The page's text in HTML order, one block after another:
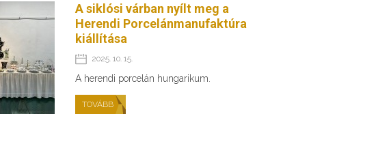
A siklósi várban nyílt meg a
Herendi Porcelánmanufaktúra
kiállítása
2025. 10. 15.
A herendi porcelán hungarikum.
TOVÁBB